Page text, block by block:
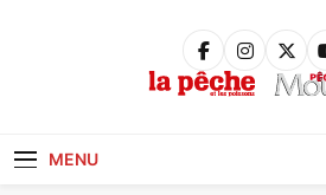
MENU